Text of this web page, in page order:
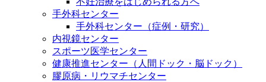
手外科センター
手外科センター（症例・研究）
内視鏡センター
スポーツ医学センター
健康推進センター（人間ドック・脳ドック）
膠原病・リウマチセンター